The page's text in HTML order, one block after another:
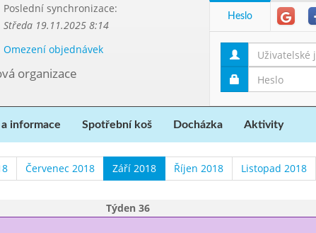
Poslední synchronizace:
Středa 19.11.2025 8:14
Omezení objednávek
organizace
Heslo
informace Spotřební koš Docházka Aktivity
Červenec 2018 Září 2018 Říjen 2018 Listopad 2018
Týden 36